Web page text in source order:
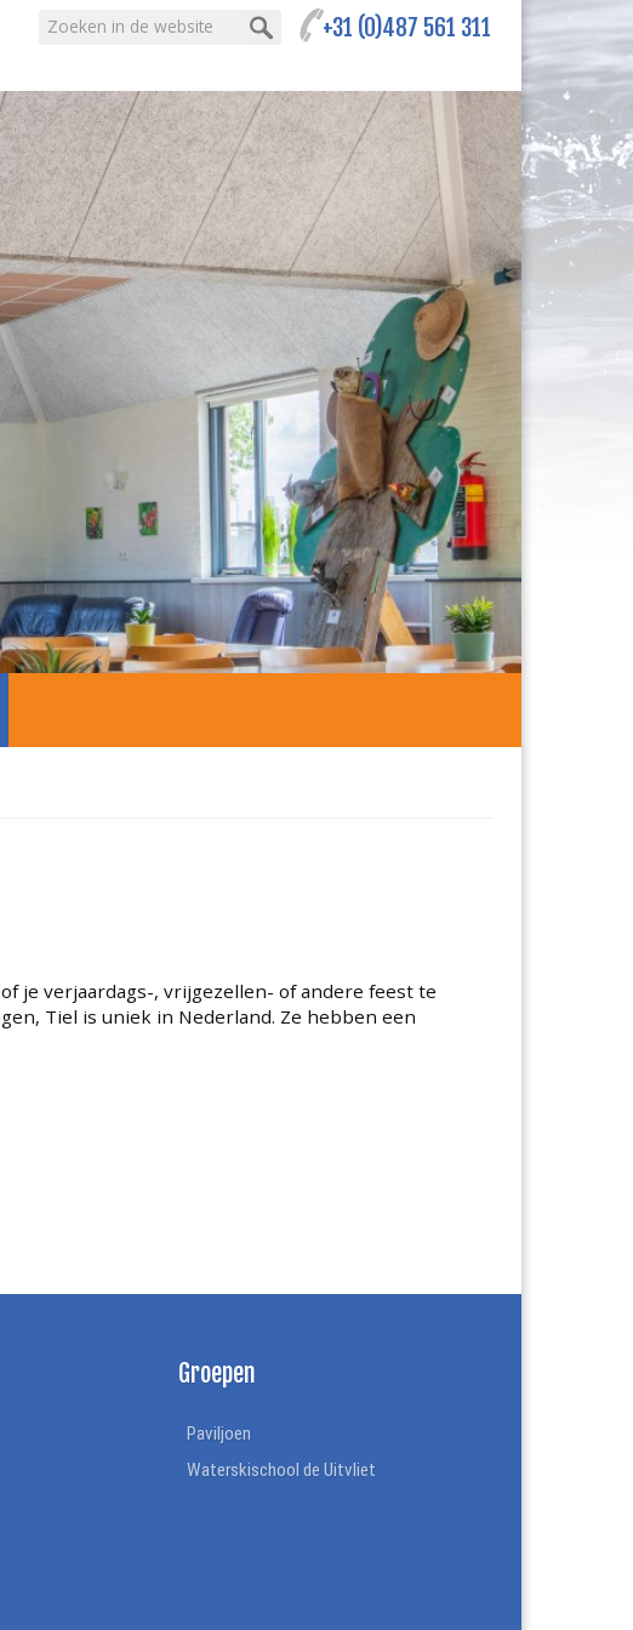
+31 (0)487 561 311
Zoeken:
je verjaardags-, vrijgezellen- of andere feest te
Tiel is uniek in Nederland. Ze hebben een
Groepen
Paviljoen
Waterskischool de Uitvliet